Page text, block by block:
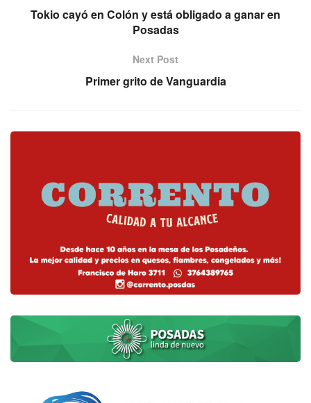
Tokio cayó en Colón y está obligado a ganar en
Posadas
Next Post
Primer grito de Vanguardia